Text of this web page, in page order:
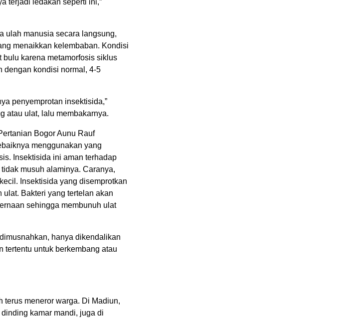
terjadi ledakan seperti ini,”
ulah manusia secara langsung,
menaikkan kelembaban. Kondisi
karena metamorfosis siklus
dengan kondisi normal, 4-5
penyemprotan insektisida,”
atau ulat, lalu membakarnya.
Bogor Aunu Rauf
menggunakan yang
Insektisida ini aman terhadap
musuh alaminya. Caranya,
Insektisida yang disemprotkan
Bakteri yang tertelan akan
sehingga membunuh ulat
hanya dikendalikan
tertentu untuk berkembang atau
terus meneror warga. Di Madiun,
kamar mandi, juga di